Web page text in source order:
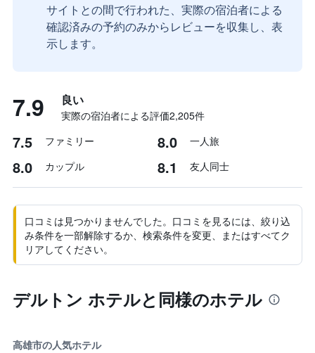
サイトとの間で行われた、実際の宿泊者による
確認済みの予約のみからレビューを収集し、表
示します。
7.9 良い
実際の宿泊者による評価2,205​件
7.5 ファミリー 8.0 一人旅
8.0 カップル 8.1 友人同士
口コミは見つかりませんでした。口コミを見るには、絞り込
み条件を一部解除するか、検索条件を変更、またはすべてク
リアしてください。
デルトン ホテルと同様のホテル
高雄市の人気ホテル